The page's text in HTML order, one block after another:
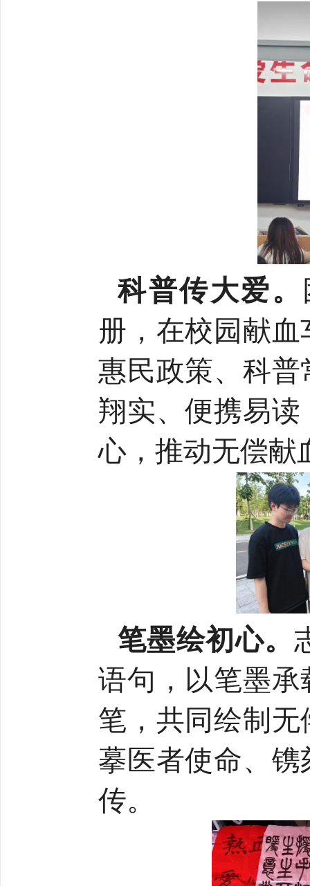
科普传大爱。
册，在校园献
惠民政策、科
翔实、便携易
心，推动无偿献
笔墨绘初心。
语句，以笔墨
笔，共同绘制
摹医者使命、
传。